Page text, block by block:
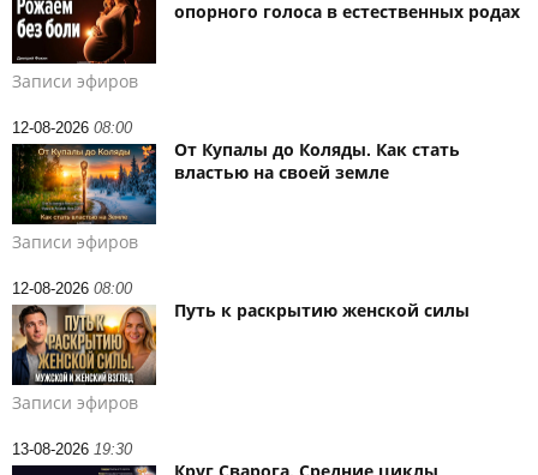
опорного голоса в естественных родах
Записи эфиров
12-08-2026 08:00
От Купалы до Коляды. Как стать
властью на своей земле
Записи эфиров
12-08-2026 08:00
Путь к раскрытию женской силы
Записи эфиров
13-08-2026 19:30
Круг Сварога. Средние циклы